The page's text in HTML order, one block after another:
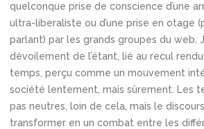
quelconque prise de conscience d’une
ultra-liberaliste ou d’une prise en otage
parlant) par les grands groupes du web.
dévoilement de l’étant, lié au recul
temps, perçu comme un mouvement
société lentement, mais sûrement. Les
pas neutres, loin de cela, mais le
transformer en un combat entre les